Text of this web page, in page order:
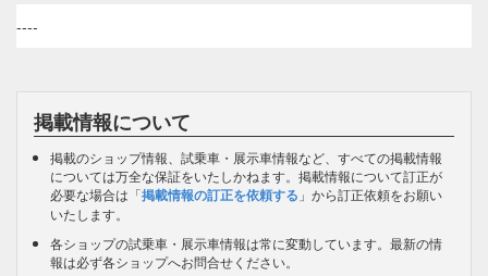
----
掲載情報について
掲載のショップ情報、試乗車・展示車情報など、すべての掲載情報
については万全な保証をいたしかねます。掲載情報について訂正が
必要な場合は「掲載情報の訂正を依頼する 」から訂正依頼をお願い
いたします。
各ショップの試乗車・展示車情報は常に変動しています。最新の情
報は必ず各ショップへお問合せください。